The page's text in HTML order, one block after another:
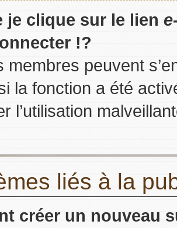
je clique sur le lien
!?
membres peuvent
la fonction a été
l’utilisation
liés à la
créer un nouveau